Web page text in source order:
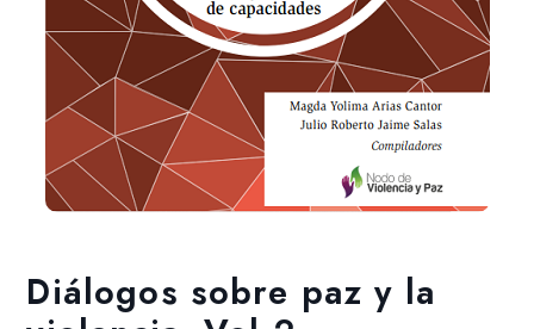
Diálogos sobre paz y la